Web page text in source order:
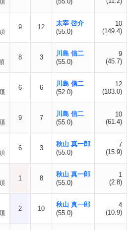
9 12
太宰 啓介
(55.0)
10
(149.4)
8 3
川島 信二
(55.0)
9
(45.7)
6 6
川島 信二
(52.0)
12
(103.0)
9 7
川島 信二
(55.0)
10
(61.4)
6 3
秋山 真一郎
(55.0)
7
(15.9)
1 8
秋山 真一郎
(55.0)
1
(2.8)
2 10
秋山 真一郎
(55.0)
4
(10.9)